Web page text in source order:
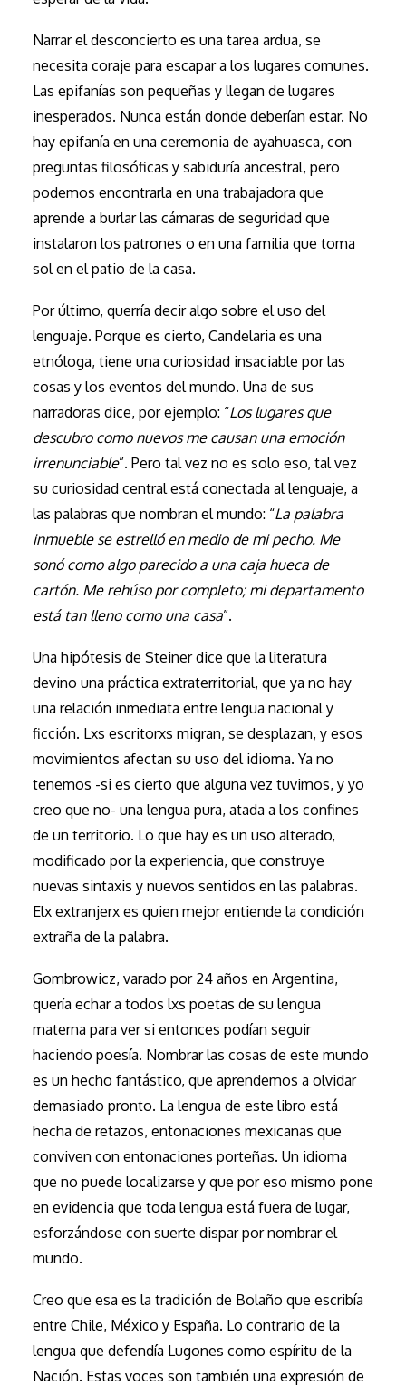
Narrar el desconcierto es una tarea ardua, se
necesita coraje para escapar a los lugares comunes.
Las epifanías son pequeñas y llegan de lugares
inesperados. Nunca están donde deberían estar. No
hay epifanía en una ceremonia de ayahuasca, con
preguntas filosóficas y sabiduría ancestral, pero
podemos encontrarla en una trabajadora que
aprende a burlar las cámaras de seguridad que
instalaron los patrones o en una familia que toma
sol en el patio de la casa.
Por último, querría decir algo sobre el uso del
lenguaje. Porque es cierto, Candelaria es una
etnóloga, tiene una curiosidad insaciable por las
cosas y los eventos del mundo. Una de sus
narradoras dice, por ejemplo: “Los lugares que
descubro como nuevos me causan una emoción
irrenunciable”. Pero tal vez no es solo eso, tal vez
su curiosidad central está conectada al lenguaje, a
las palabras que nombran el mundo: “La palabra
inmueble se estrelló en medio de mi pecho. Me
sonó como algo parecido a una caja hueca de
cartón. Me rehúso por completo; mi departamento
está tan lleno como una casa”.
Una hipótesis de Steiner dice que la literatura
devino una práctica extraterritorial, que ya no hay
una relación inmediata entre lengua nacional y
ficción. Lxs escritorxs migran, se desplazan, y esos
movimientos afectan su uso del idioma. Ya no
tenemos -si es cierto que alguna vez tuvimos, y yo
creo que no- una lengua pura, atada a los confines
de un territorio. Lo que hay es un uso alterado,
modificado por la experiencia, que construye
nuevas sintaxis y nuevos sentidos en las palabras.
Elx extranjerx es quien mejor entiende la condición
extraña de la palabra.
Gombrowicz, varado por 24 años en Argentina,
quería echar a todos lxs poetas de su lengua
materna para ver si entonces podían seguir
haciendo poesía. Nombrar las cosas de este mundo
es un hecho fantástico, que aprendemos a olvidar
demasiado pronto. La lengua de este libro está
hecha de retazos, entonaciones mexicanas que
conviven con entonaciones porteñas. Un idioma
que no puede localizarse y que por eso mismo pone
en evidencia que toda lengua está fuera de lugar,
esforzándose con suerte dispar por nombrar el
mundo.
Creo que esa es la tradición de Bolaño que escribía
entre Chile, México y España. Lo contrario de la
lengua que defendía Lugones como espíritu de la
Nación. Estas voces son también una expresión de